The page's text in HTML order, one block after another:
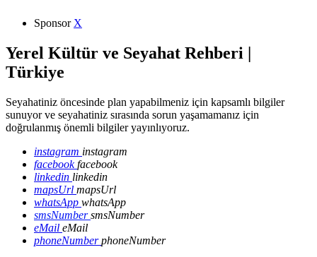
Sponsor X
Yerel Kültür ve Seyahat Rehberi |
Türkiye
Seyahatiniz öncesinde plan yapabilmeniz için kapsamlı bilgiler
sunuyor ve seyahatiniz sırasında sorun yaşamamanız için
doğrulanmış önemli bilgiler yayınlıyoruz.
instagram instagram
facebookfacebook
linkedin linkedin
mapsUrl mapsUrl
whatsApp whatsApp
smsNumbersmsNumber
eMail eMail
phoneNumberphoneNumber